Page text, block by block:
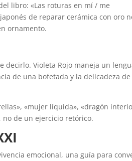
libro: «Las roturas en mí / me
de reparar cerámica con oro
ornamento.
decirlo. Violeta Rojo maneja un
de una bofetada y la delicadeza de
«mujer líquida», «dragón
de un ejercicio retórico.
emocional, una guía para